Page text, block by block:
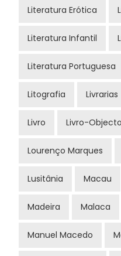
Literatura Erótica
Literatura Infantil
Literatura Portuguesa
Litografia Livrarias
Livro Livro-Objecto
Lourenço Marques
Lusitânia Macau
Madeira Malaca
Manuel Macedo